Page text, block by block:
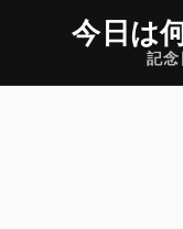
今日は
記